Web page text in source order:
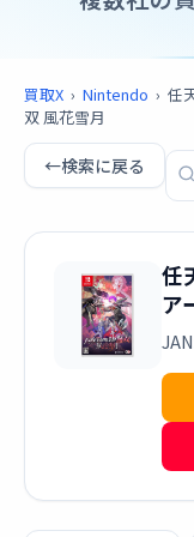
買取X › Nintendo › 任
双 風花雪月
←検索に戻る
任
ア